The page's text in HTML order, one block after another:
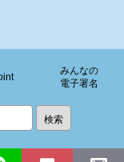
みんなの
電子署名